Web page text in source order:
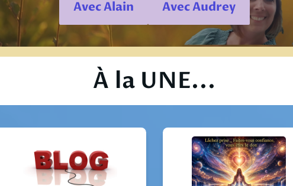
Avec Alain Avec Audrey
À la UNE...